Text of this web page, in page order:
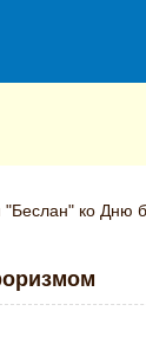
"Беслан" ко Дню